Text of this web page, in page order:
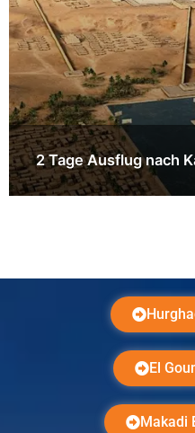
2 Tage Ausflug nach
El
Makadi